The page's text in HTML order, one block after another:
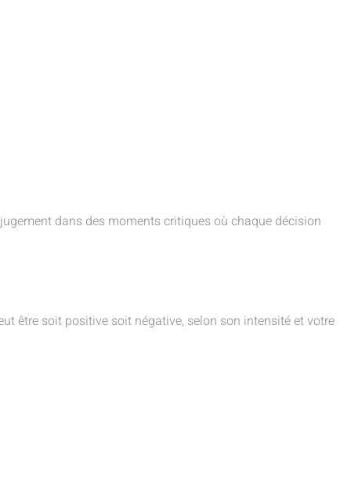
dans des moments critiques où chaque décision
être soit positive soit négative, selon son intensité et votre